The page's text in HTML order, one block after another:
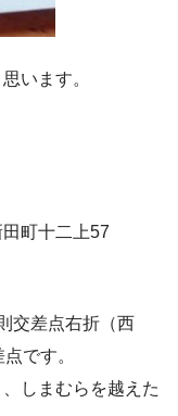
います。
町十二上57
交差点右折（西
です。
しまむらを越えた